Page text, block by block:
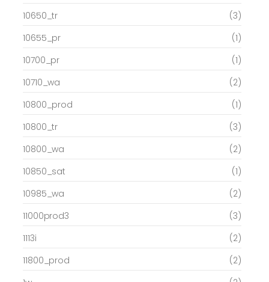
10650_tr
(3)
10655_pr
(1)
10700_pr
(1)
10710_wa
(2)
10800_prod
(1)
10800_tr
(3)
10800_wa
(2)
10850_sat
(1)
10985_wa
(2)
11000prod3
(3)
1113i
(2)
11800_prod
(2)